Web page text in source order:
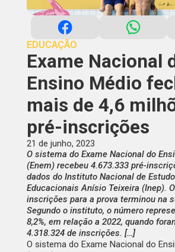
EDUCAÇÃO
Exame Nacional
Ensino Médio
mais de 4,6
pré-inscrições
21 de junho, 2023
O sistema do Exame Nacional do
(Enem) recebeu 4.673.333 pré-
dados do Instituto Nacional de
Educacionais Anísio Teixeira (Inep).
inscrições para a prova terminou na
Segundo o instituto, o número
8,2%, em relação a 2022, quando
4.318.324 de inscrições. […]
O sistema do Exame Nacional do